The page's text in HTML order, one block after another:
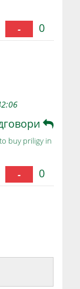
- 0
buy priligy in
- 0